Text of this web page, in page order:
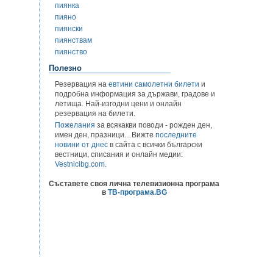
пиянка
пияно
пиянски
пиянствам
пиянство
Полезно
Резервация на евтини самолетни билети и
подробна информация за държави, градове и
летища. Най-изгодни цени и онлайн
резервация на билети.
Пожелания за всякакви поводи - рожден ден,
имен ден, празници... Вижте последните
новини от днес в сайта с всички български
вестници, списания и онлайн медии:
Vestnicibg.com.
Съставете своя лична телевизионна програма
в ТВ-програма.BG